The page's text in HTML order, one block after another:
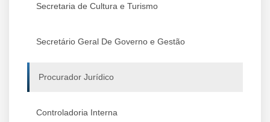
Secretaria de Cultura e Turismo
Secretário Geral De Governo e Gestão
Procurador Jurídico
Controladoria Interna